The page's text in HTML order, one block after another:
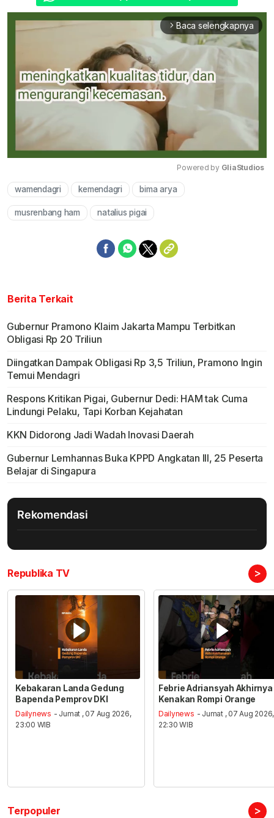
arrow_forward_ios Baca selengkapnya
Powered by GliaStudios
wamendagri kemendagri bima arya
musrenbang ham natalius pigai
Berita Terkait
Gubernur Pramono Klaim Jakarta Mampu Terbitkan
Obligasi Rp 20 Triliun
Diingatkan Dampak Obligasi Rp 3,5 Triliun, Pramono Ingin
Temui Mendagri
Respons Kritikan Pigai, Gubernur Dedi: HAM tak Cuma
Lindungi Pelaku, Tapi Korban Kejahatan
KKN Didorong Jadi Wadah Inovasi Daerah
Gubernur Lemhannas Buka KPPD Angkatan III, 25 Peserta
Belajar di Singapura
Rekomendasi
Republika TV >
Kebakaran Landa Gedung
Bapenda Pemprov DKI
Dailynews - Jumat , 07 Aug 2026,
23:00 WIB
Febrie Adriansyah Akhirnya
Kenakan Rompi Orange
Dailynews - Jumat , 07 Aug 2026,
22:30 WIB
Terpopuler >